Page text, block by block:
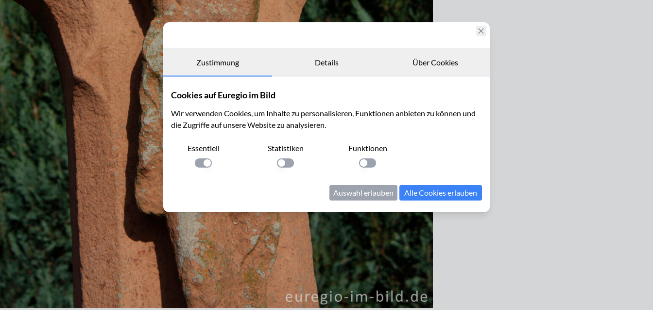
Zustimmung Details Über Cookies
Cookies auf Euregio im Bild
Wir verwenden Cookies, um Inhalte zu personalisieren, Funktionen anbieten zu können und
die Zugriffe auf unsere Website zu analysieren.
Essentiell
Einstellung anwenden
Statistiken
Einstellung anwenden
Funktionen
Einstellung anwenden
Auswahl erlauben Alle Cookies erlauben